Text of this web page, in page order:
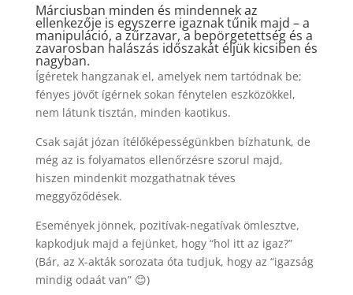
Márciusban minden és mindennek az
ellenkezője is egyszerre igaznak tűnik majd – a
manipuláció, a zűrzavar, a bepörgetettség és a
zavarosban halászás időszakát éljük kicsiben és
nagyban.
Ígéretek hangzanak el, amelyek nem tartódnak be;
fényes jövőt ígérnek sokan fénytelen eszközökkel,
nem látunk tisztán, minden kaotikus.
Csak saját józan ítélőképességünkben bízhatunk, de
még az is folyamatos ellenőrzésre szorul majd,
hiszen mindenkit mozgathatnak téves
meggyőződések.
Események jönnek, pozitívak-negatívak ömlesztve,
kapkodjuk majd a fejünket, hogy “hol itt az igaz?”
(Bár, az X-akták sorozata óta tudjuk, hogy az “igazság
mindig odaát van” 😊)